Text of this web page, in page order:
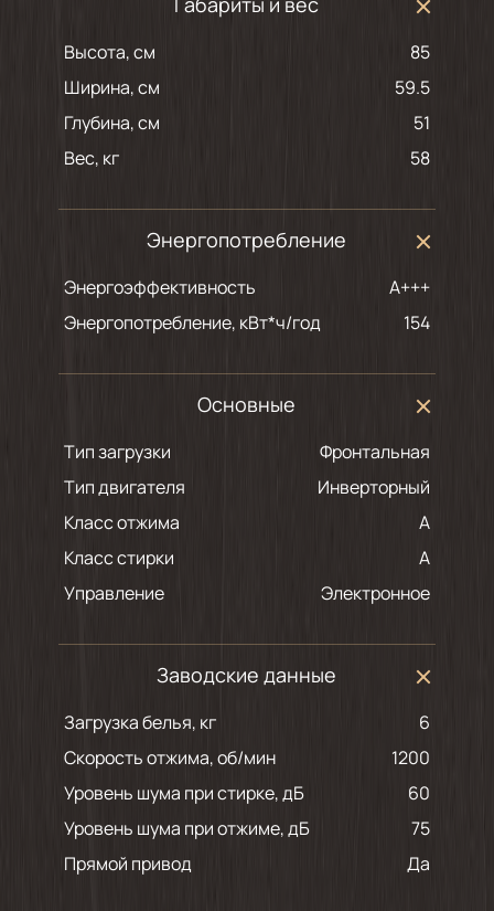
Высота, см
85
Ширина, см
59.5
Глубина, см
51
Вес, кг
58
Энергопотребление
Энергоэффективность
A+++
Энергопотребление, кВт*ч/год
154
Основные
Тип загрузки
Фронтальная
Тип двигателя
Инверторный
Класс отжима
A
Класс стирки
A
Управление
Электронное
Заводские данные
Загрузка белья, кг
6
Скорость отжима, об/мин
1200
Уровень шума при стирке, дБ
60
Уровень шума при отжиме, дБ
75
Прямой привод
Да